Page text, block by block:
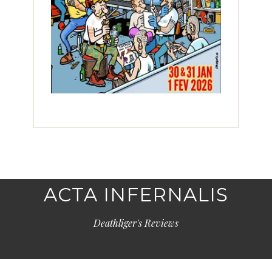
ACTA INFERNALIS
Deathliger's Reviews